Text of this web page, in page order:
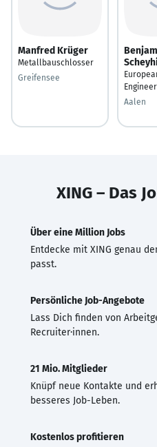
Manfred Krüger
Metallbauschlosser
Greifensee
Engineer
Aalen
XING – Das
Über eine Million Jobs
Entdecke mit XING genau
passt.
Persönliche Job-Angebote
Lass Dich finden von
Recruiter·innen.
21 Mio. Mitglieder
Knüpf neue Kontakte und
besseres Job-Leben.
Kostenlos profitieren